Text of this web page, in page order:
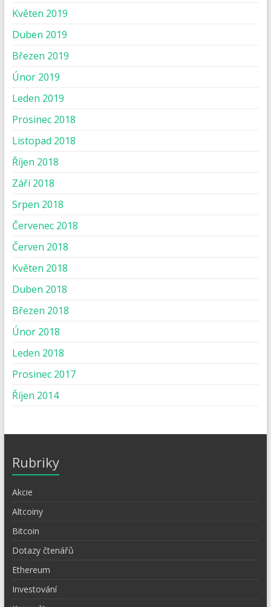
Květen 2019
Duben 2019
Březen 2019
Únor 2019
Leden 2019
Prosinec 2018
Listopad 2018
Říjen 2018
Září 2018
Srpen 2018
Červenec 2018
Červen 2018
Květen 2018
Duben 2018
Březen 2018
Únor 2018
Leden 2018
Prosinec 2017
Říjen 2014
Rubriky
Akcie
Altcoiny
Bitcoin
Dotazy čtenářů
Ethereum
Investování